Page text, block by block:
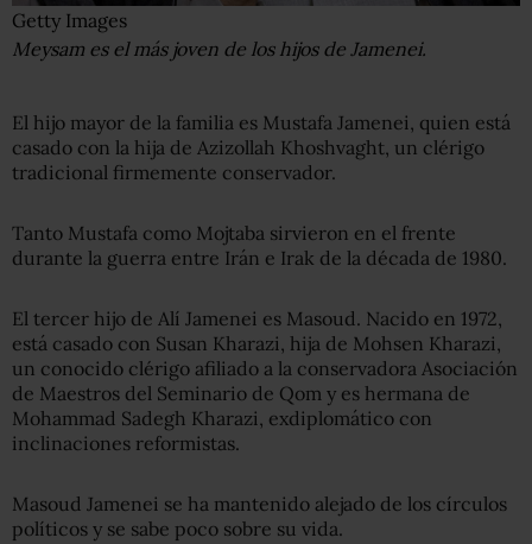
Getty Images
Meysam es el más joven de los hijos de Jamenei.
El hijo mayor de la familia es Mustafa Jamenei, quien está
casado con la hija de Azizollah Khoshvaght, un clérigo
tradicional firmemente conservador.
Tanto Mustafa como Mojtaba sirvieron en el frente
durante la guerra entre Irán e Irak de la década de 1980.
El tercer hijo de Alí Jamenei es Masoud. Nacido en 1972,
está casado con Susan Kharazi, hija de Mohsen Kharazi,
un conocido clérigo afiliado a la conservadora Asociación
de Maestros del Seminario de Qom y es hermana de
Mohammad Sadegh Kharazi, exdiplomático con
inclinaciones reformistas.
Masoud Jamenei se ha mantenido alejado de los círculos
políticos y se sabe poco sobre su vida.